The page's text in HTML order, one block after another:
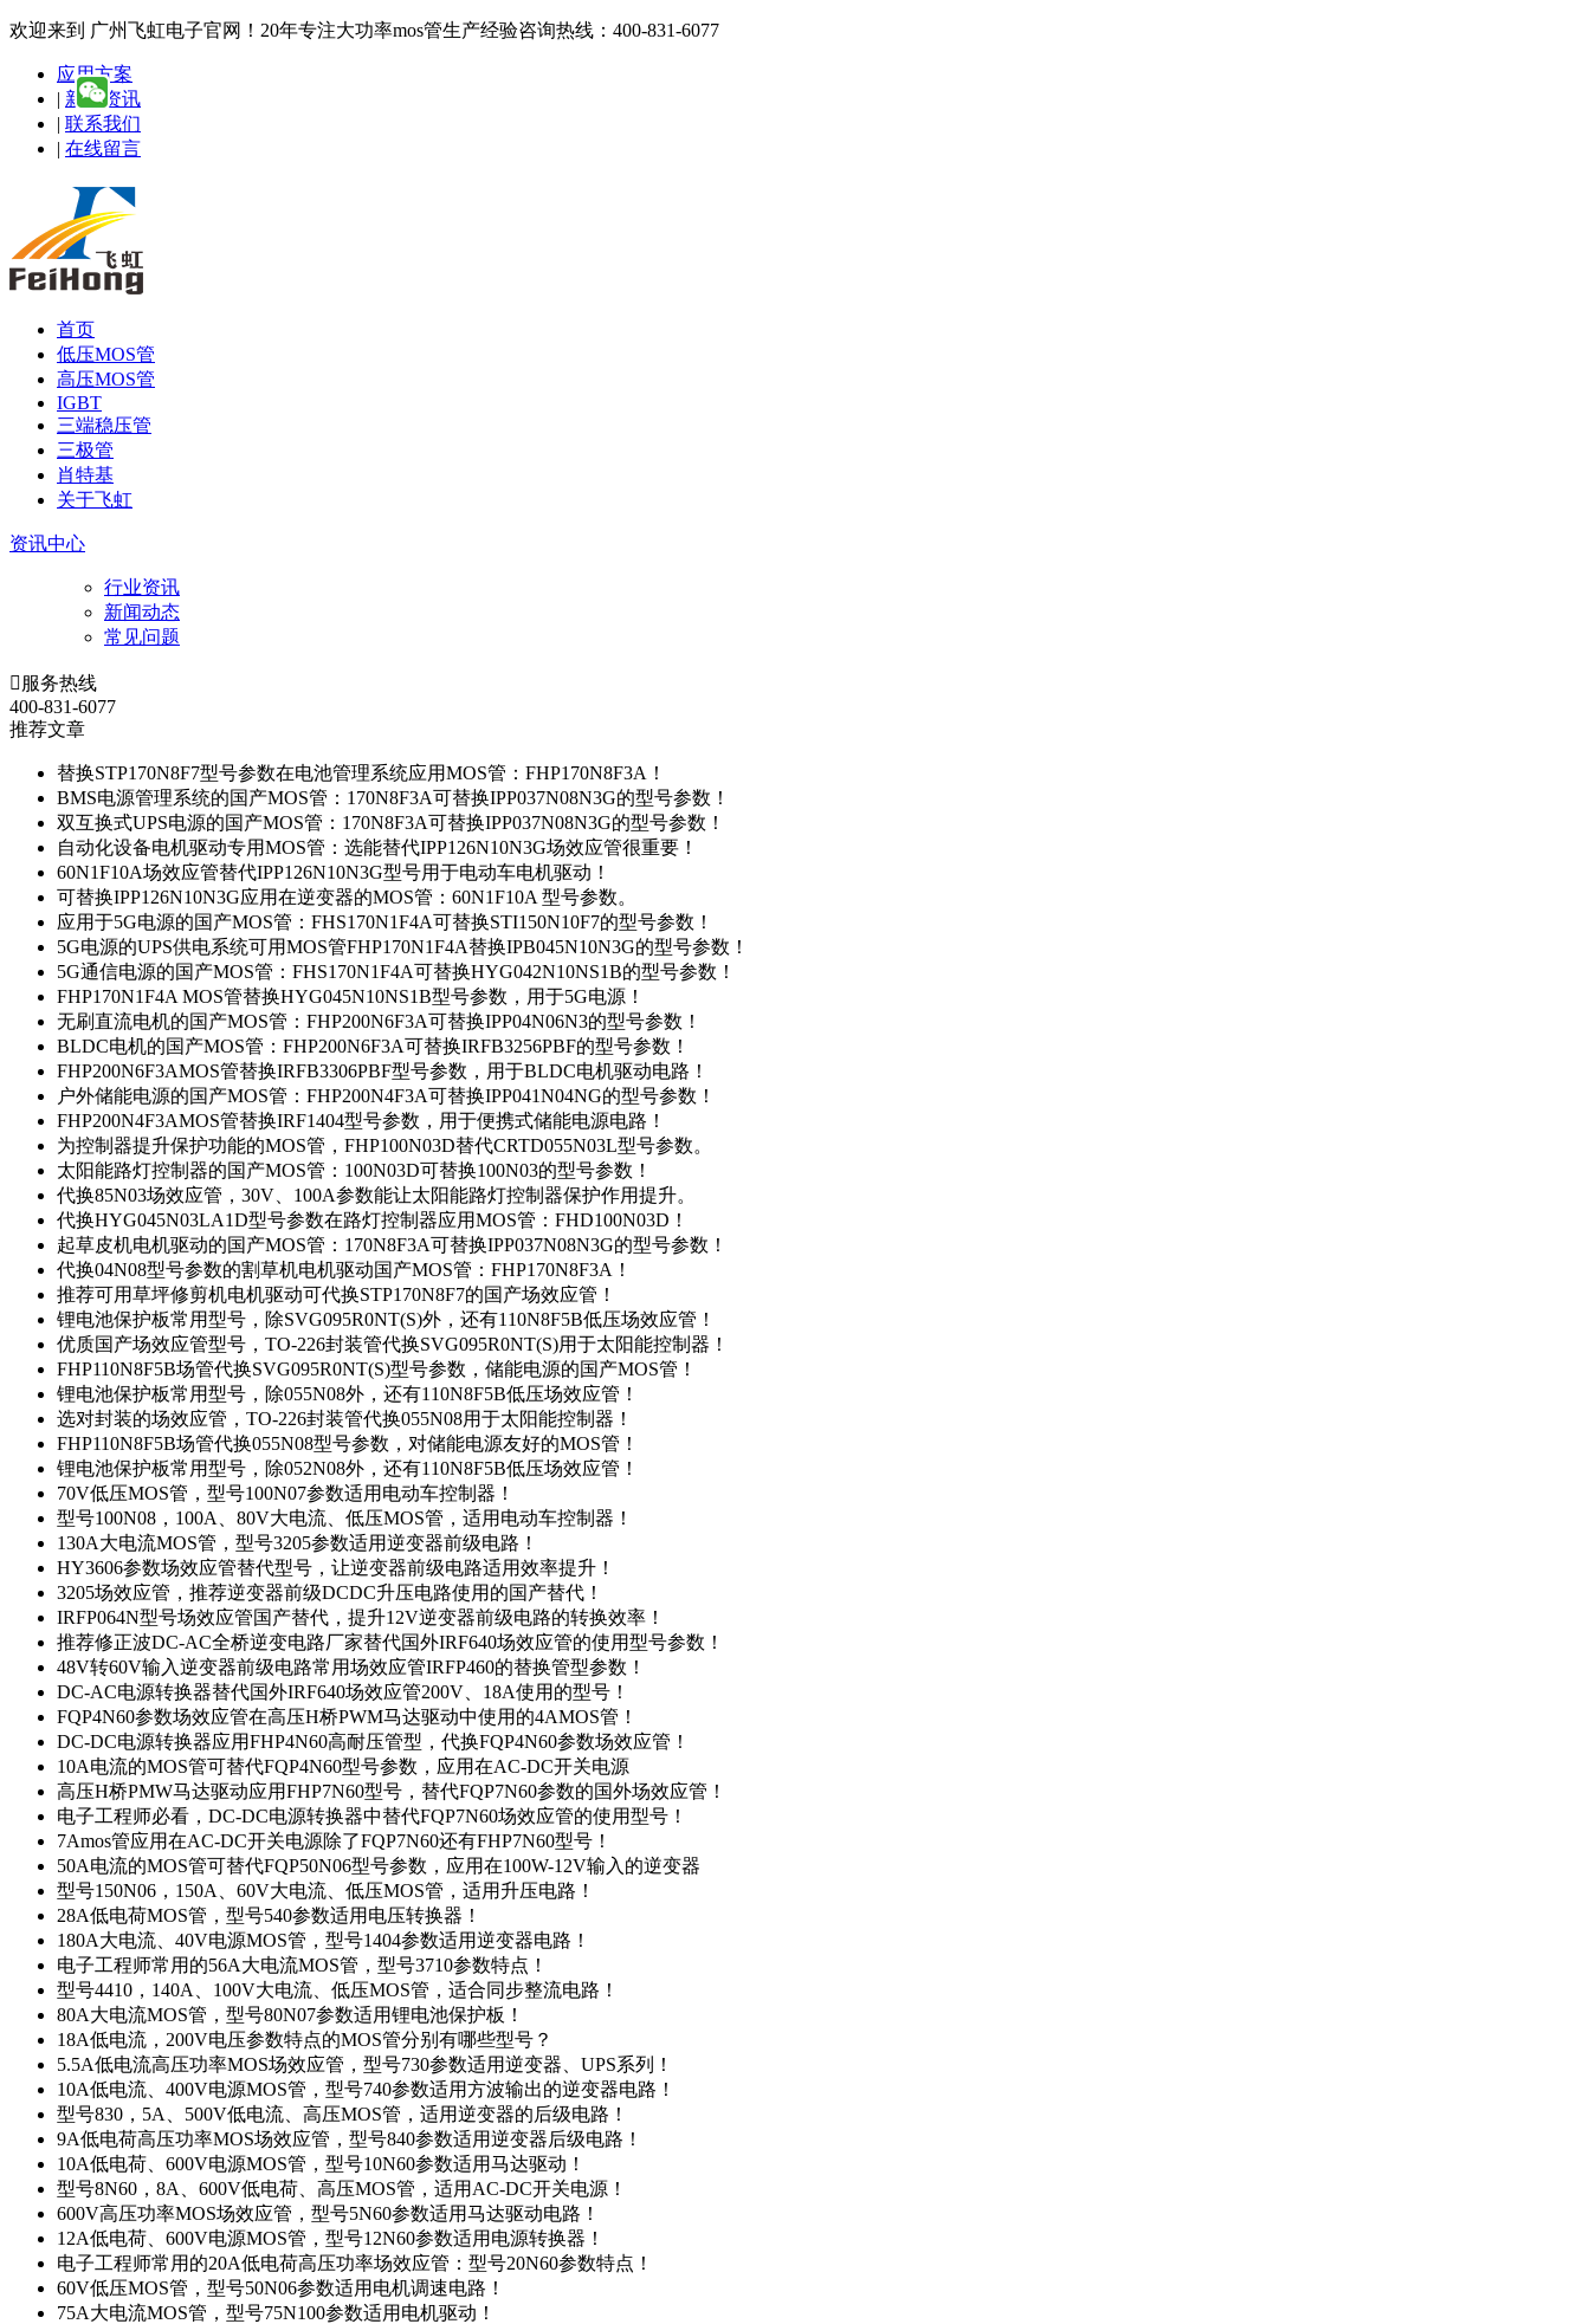
欢迎来到 广州飞虹电子官网！20年专注大功率mos管生产经验咨询热线：400-831-6077
应用方案
| 新闻资讯
| 联系我们
| 在线留言
首页
低压MOS管
高压MOS管
IGBT
三端稳压管
三极管
肖特基
关于飞虹
资讯中心
行业资讯
新闻动态
常见问题
 服务热线
400-831-6077
推荐文章
替换STP170N8F7型号参数在电池管理系统应用MOS管：FHP170N8F3A！
BMS电源管理系统的国产MOS管：170N8F3A可替换IPP037N08N3G的型号参数！
双互换式UPS电源的国产MOS管：170N8F3A可替换IPP037N08N3G的型号参数！
自动化设备电机驱动专用MOS管：选能替代IPP126N10N3G场效应管很重要！
60N1F10A场效应管替代IPP126N10N3G型号用于电动车电机驱动！
可替换IPP126N10N3G应用在逆变器的MOS管：60N1F10A 型号参数。
应用于5G电源的国产MOS管：FHS170N1F4A可替换STI150N10F7的型号参数！
5G电源的UPS供电系统可用MOS管FHP170N1F4A替换IPB045N10N3G的型号参数！
5G通信电源的国产MOS管：FHS170N1F4A可替换HYG042N10NS1B的型号参数！
FHP170N1F4A MOS管替换HYG045N10NS1B型号参数，用于5G电源！
无刷直流电机的国产MOS管：FHP200N6F3A可替换IPP04N06N3的型号参数！
BLDC电机的国产MOS管：FHP200N6F3A可替换IRFB3256PBF的型号参数！
FHP200N6F3AMOS管替换IRFB3306PBF型号参数，用于BLDC电机驱动电路！
户外储能电源的国产MOS管：FHP200N4F3A可替换IPP041N04NG的型号参数！
FHP200N4F3AMOS管替换IRF1404型号参数，用于便携式储能电源电路！
为控制器提升保护功能的MOS管，FHP100N03D替代CRTD055N03L型号参数。
太阳能路灯控制器的国产MOS管：100N03D可替换100N03的型号参数！
代换85N03场效应管，30V、100A参数能让太阳能路灯控制器保护作用提升。
代换HYG045N03LA1D型号参数在路灯控制器应用MOS管：FHD100N03D！
起草皮机电机驱动的国产MOS管：170N8F3A可替换IPP037N08N3G的型号参数！
代换04N08型号参数的割草机电机驱动国产MOS管：FHP170N8F3A！
推荐可用草坪修剪机电机驱动可代换STP170N8F7的国产场效应管！
锂电池保护板常用型号，除SVG095R0NT(S)外，还有110N8F5B低压场效应管！
优质国产场效应管型号，TO-226封装管代换SVG095R0NT(S)用于太阳能控制器！
FHP110N8F5B场管代换SVG095R0NT(S)型号参数，储能电源的国产MOS管！
锂电池保护板常用型号，除055N08外，还有110N8F5B低压场效应管！
选对封装的场效应管，TO-226封装管代换055N08用于太阳能控制器！
FHP110N8F5B场管代换055N08型号参数，对储能电源友好的MOS管！
锂电池保护板常用型号，除052N08外，还有110N8F5B低压场效应管！
70V低压MOS管，型号100N07参数适用电动车控制器！
型号100N08，100A、80V大电流、低压MOS管，适用电动车控制器！
130A大电流MOS管，型号3205参数适用逆变器前级电路！
HY3606参数场效应管替代型号，让逆变器前级电路适用效率提升！
3205场效应管，推荐逆变器前级DCDC升压电路使用的国产替代！
IRFP064N型号场效应管国产替代，提升12V逆变器前级电路的转换效率！
推荐修正波DC-AC全桥逆变电路厂家替代国外IRF640场效应管的使用型号参数！
48V转60V输入逆变器前级电路常用场效应管IRFP460的替换管型参数！
DC-AC电源转换器替代国外IRF640场效应管200V、18A使用的型号！
FQP4N60参数场效应管在高压H桥PWM马达驱动中使用的4AMOS管！
DC-DC电源转换器应用FHP4N60高耐压管型，代换FQP4N60参数场效应管！
10A电流的MOS管可替代FQP4N60型号参数，应用在AC-DC开关电源
高压H桥PMW马达驱动应用FHP7N60型号，替代FQP7N60参数的国外场效应管！
电子工程师必看，DC-DC电源转换器中替代FQP7N60场效应管的使用型号！
7Amos管应用在AC-DC开关电源除了FQP7N60还有FHP7N60型号！
50A电流的MOS管可替代FQP50N06型号参数，应用在100W-12V输入的逆变器
型号150N06，150A、60V大电流、低压MOS管，适用升压电路！
28A低电荷MOS管，型号540参数适用电压转换器！
180A大电流、40V电源MOS管，型号1404参数适用逆变器电路！
电子工程师常用的56A大电流MOS管，型号3710参数特点！
型号4410，140A、100V大电流、低压MOS管，适合同步整流电路！
80A大电流MOS管，型号80N07参数适用锂电池保护板！
18A低电流，200V电压参数特点的MOS管分别有哪些型号？
5.5A低电流高压功率MOS场效应管，型号730参数适用逆变器、UPS系列！
10A低电流、400V电源MOS管，型号740参数适用方波输出的逆变器电路！
型号830，5A、500V低电流、高压MOS管，适用逆变器的后级电路！
9A低电荷高压功率MOS场效应管，型号840参数适用逆变器后级电路！
10A低电荷、600V电源MOS管，型号10N60参数适用马达驱动！
型号8N60，8A、600V低电荷、高压MOS管，适用AC-DC开关电源！
600V高压功率MOS场效应管，型号5N60参数适用马达驱动电路！
12A低电荷、600V电源MOS管，型号12N60参数适用电源转换器！
电子工程师常用的20A低电荷高压功率场效应管：型号20N60参数特点！
60V低压MOS管，型号50N06参数适用电机调速电路！
75A大电流MOS管，型号75N100参数适用电机驱动！